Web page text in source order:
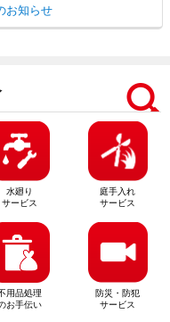
お知らせ
水廻り
サービス
庭手入れ
サービス
用品処理
お手伝い
防災・防犯
サービス